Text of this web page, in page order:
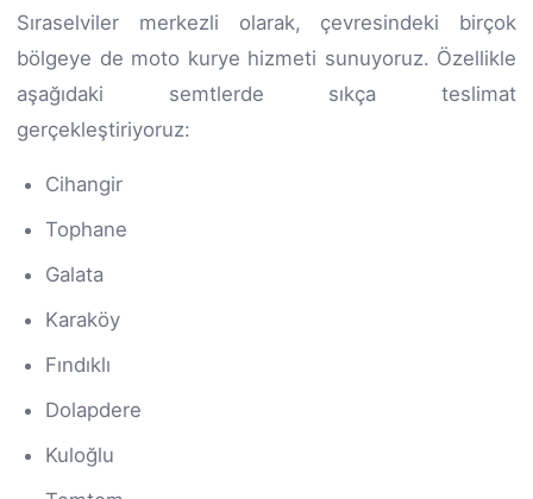
Sıraselviler merkezli olarak, çevresindeki birçok
bölgeye de moto kurye hizmeti sunuyoruz. Özellikle
aşağıdaki semtlerde sıkça teslimat
gerçekleştiriyoruz:
Cihangir
Tophane
Galata
Karaköy
Fındıklı
Dolapdere
Kuloğlu